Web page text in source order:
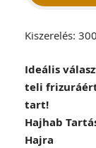
Kiszerelés:
Ideális
teli
tart!
Hajhab
Hajra